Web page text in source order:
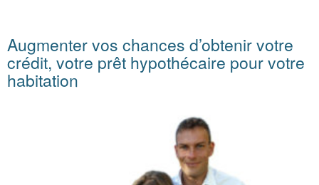
Augmenter vos chances d’obtenir votre
crédit, votre prêt hypothécaire pour votre
habitation